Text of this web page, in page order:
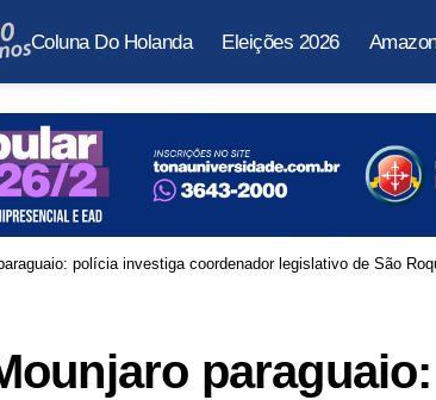
Coluna Do Holanda Eleições 2026
polícia investiga coordenador legislativo de São